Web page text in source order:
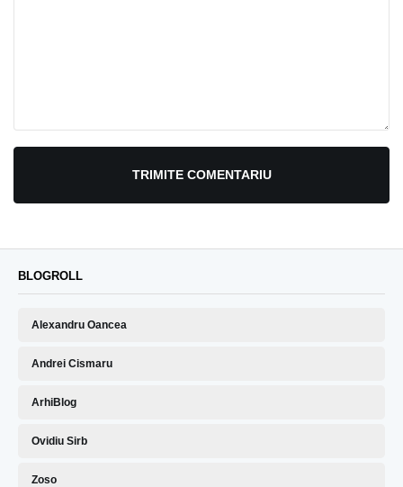
TRIMITE COMENTARIU
BLOGROLL
Alexandru Oancea
Andrei Cismaru
ArhiBlog
Ovidiu Sirb
Zoso